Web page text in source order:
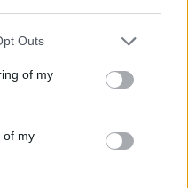
Outs
of my
of my
2010. nyarán
miután számos
gazdálkodó ügyfél, sőt
és vitatták a 2010.